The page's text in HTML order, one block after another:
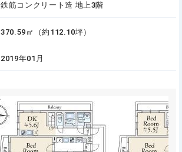
鉄筋コンクリート造 地上3階
370.59㎡（約112.10坪）
2019年01月